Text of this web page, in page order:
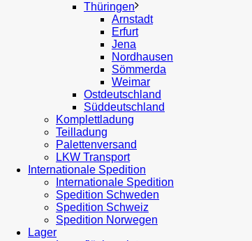
Thüringen
Arnstadt
Erfurt
Jena
Nordhausen
Sömmerda
Weimar
Ostdeutschland
Süddeutschland
Komplettladung
Teilladung
Palettenversand
LKW Transport
Internationale Spedition
Internationale Spedition
Spedition Schweden
Spedition Schweiz
Spedition Norwegen
Lager